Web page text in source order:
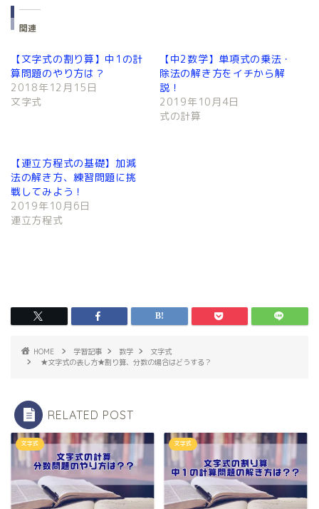
し
T
w
t
t
e
r
で
共
有
ィ
ン
ド
ウ
で
開
き
共
有
す
る
に
く
だ
さ
い
(
新
し
ま
す
関連
【文字式の割り算】中1の計
算問題のやり方は？
2018年12月15日
文字式
【中2数学】単項式の乗法・
除法の解き方をイチから解
説！
2019年10月4日
式の計算
【連立方程式の基礎】加減
法の解き方、練習問題に挑
戦してみよう！
2019年10月6日
連立方程式
HOME 学習記事 数学
文字式
★文字式の表し方★割り算、分数の場合はどうする？
RELATED POST
文字式 文字式